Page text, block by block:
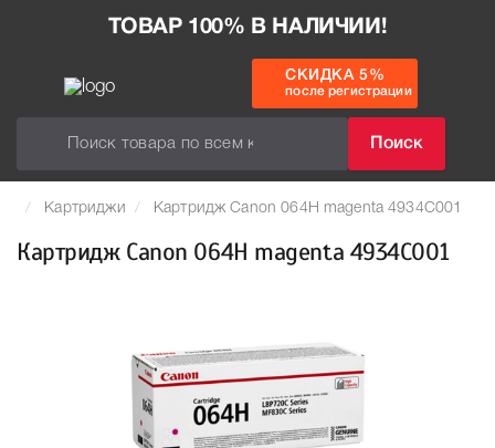
ТОВАР 100% В НАЛИЧИИ!
Поиск
СКИДКА 5%
после регистрации
Картриджи Картридж Canon 064H magenta 4934C001
Картридж Canon 064H magenta 4934C001